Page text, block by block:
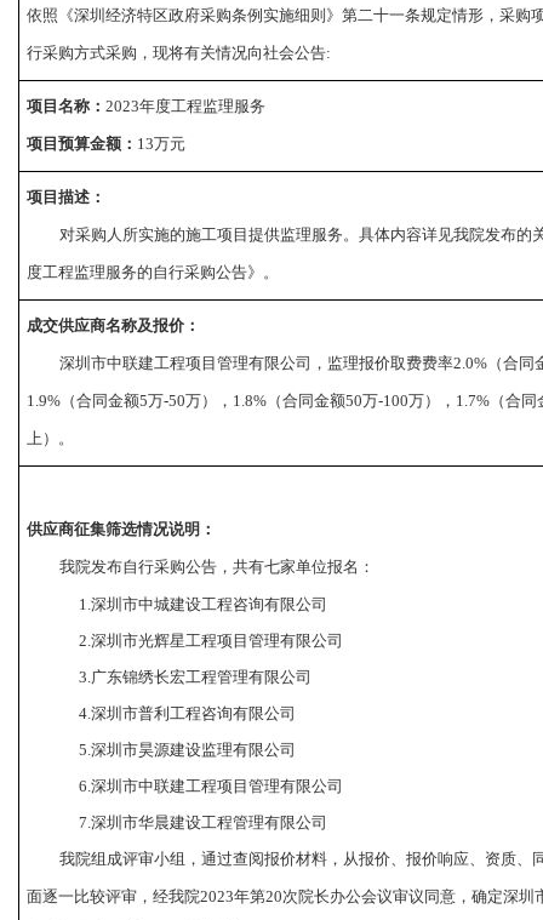
依照《深圳经济特区政府采购条例实施细则》第二十一条规定情形，采购
行采购方式采购，现将有关情况向社会公告:
项目名称： 2023年度工程监理服务
项目预算金额： 13万元
项目描述：
对采购人所实施的施工项目提供监理服务 。 具体内容详见我院发布的
度工程监理服务的自行采购公告》。
成交供应商名称及报价 ：
深圳市中联建工程项目管理有限公司 ，监理报价取费费率2.0%（合同
1.9%（合同金额5万-50万），1.8%（合同金额50万-100万），1.7%（合同
上） 。
供应商征集筛选情况说明：
我院发布自行采购公告，共有七家单位报名：
1.深圳市中城建设工程咨询有限公司
2.深圳市光辉星工程项目管理有限公司
3.广东锦绣长宏工程管理有限公司
4.深圳市普利工程咨询有限公司
5.深圳市昊源建设监理有限公司
6.深圳市中联建工程项目管理有限公司
7.深圳市华晨建设工程管理有限公司
我院组成评审小组，通过查阅报价材料，从报价、报价响应、资质、
面逐一比较评审 ， 经我院2023年第20次院长办公会议审议 同意，确定深圳